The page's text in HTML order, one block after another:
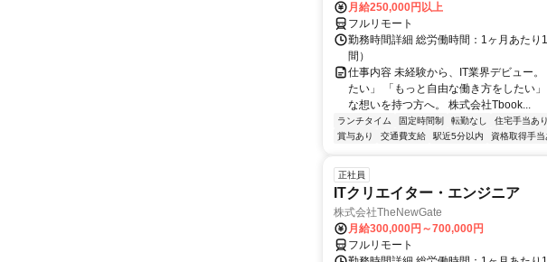
月給250,000円以上
フルリモート
勤務時間詳細 総労働時間：1ヶ月あた
間）
仕事内容 未経験から、IT業界デビュー
たい」 「もっと自由な働き方をしたい
な想いを持つ方へ。 株式会社Tbook...
ランチタイム 固定時間制 転勤なし 住宅手当あり
賞与あり
交通費支給 駅近5分以内 資格取得手当
正社員
ITクリエイター・エンジニア
株式会社TheNewGate
月給300,000円～700,000円
フルリモート